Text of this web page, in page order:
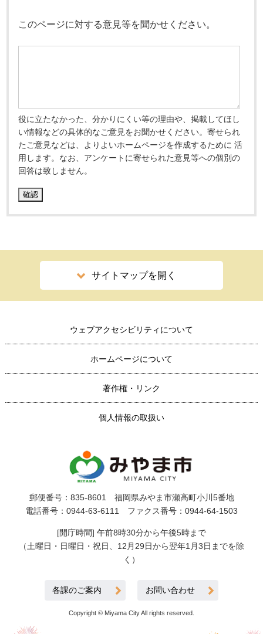
このページに対する意見等を聞かせください。
役に立たなかった、分かりにくい等の理由や、掲載してほし
い情報などの具体的なご意見をお聞かせください。寄せられ
たご意見などは、よりよいホームページを作成するために 活
用します。なお、アンケートに寄せられた意見等への個別の
回答は致しません。
サイトマップを開く
ウェブアクセシビリティについて
ホームページについて
著作権・リンク
個人情報の取扱い
郵便番号：835-8601 福岡県みやま市瀬高町小川5番地
電話番号：0944-63-6111 ファクス番号：0944-64-1503
[開庁時間] 午前8時30分から午後5時まで
（土曜日・日曜日・祝日、12月29日から翌年1月3日までを除
く）
各課のご案内 お問い合わせ
Copyright © Miyama City All rights reserved.